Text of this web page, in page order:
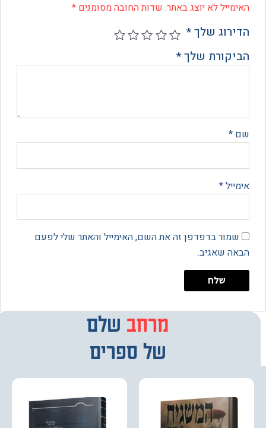
לא יוצג באתר.שדות החובה מסומנים*
שלך*
שלך*
בדפדפן זה את השם, האימייל והאתר שלי לפעם
שאגיב.
מרחב
מבחרשלם
של ספרים